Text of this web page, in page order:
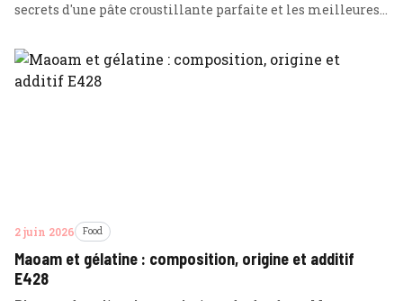
secrets d'une pâte croustillante parfaite et les meilleures
2 juin 2026 Food
Maoam et gélatine : composition, origine et additif
E428